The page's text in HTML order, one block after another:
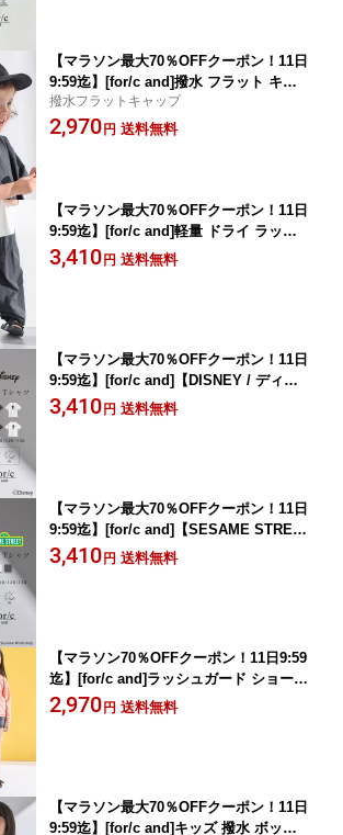
【マラソン最大70％OFFクーポン！11日
9:59迄】[for/c and]撥水 フラット キャ
ップ キッズ 子供 帽子 撥水 はっ水 UV
カット 紫外線対策 調整可 ドローコード
撥水フラットキャップ
2,970円 送料無料
【マラソン最大70％OFFクーポン！11日
9:59迄】[for/c and]軽量 ドライ ラッシ
ュガード 兼用 パラシュートパンツ キッ
ズ パンツ ボトムス 速乾 UVカット 紫外
3,410円 送料無料
【マラソン最大70％OFFクーポン！11日
9:59迄】[for/c and]【DISNEY / ディズ
ニー / ミッキーマウス】 MICKEY MOU
SE Tシャツ キッズ 子供 綿100 綿 半袖
3,410円 送料無料
【マラソン最大70％OFFクーポン！11日
9:59迄】[for/c and]【SESAME STREE
T / セサミストリート】Tシャツ キッズ
子供 綿100 綿 半袖 クルーネック USA
3,410円 送料無料
【マラソン70％OFFクーポン！11日9:59
迄】[for/c and]ラッシュガード ショート
パンツ キッズ 子ども 水着 プール 海 U
Vカット 紫外線対策 ストレッチ 耐塩素
2,970円 送料無料
【マラソン最大70％OFFクーポン！11日
9:59迄】[for/c and]キッズ 撥水 ボック